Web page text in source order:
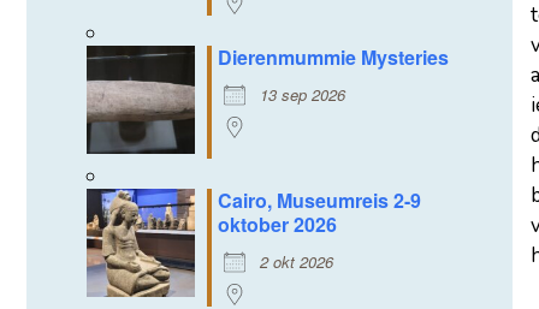
Dierenmummie Mysteries
13 sep 2026
Cairo, Museumreis 2-9
oktober 2026
2 okt 2026